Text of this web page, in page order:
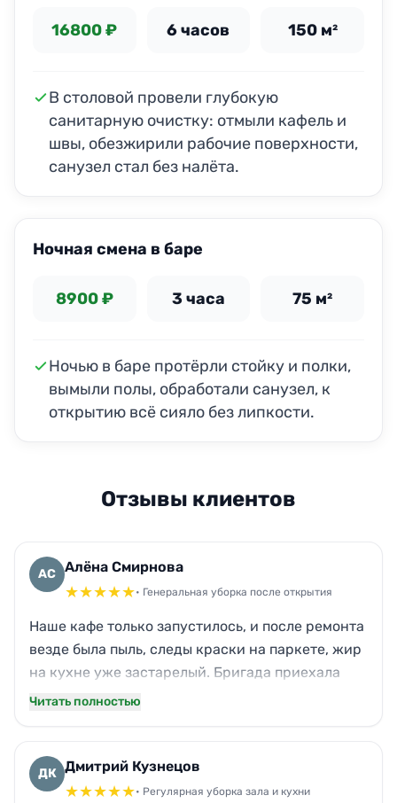
16800 ₽ 6 часов 150 м²
В столовой провели глубокую
санитарную очистку: отмыли кафель и
швы, обезжирили рабочие поверхности,
санузел стал без налёта.
Ночная смена в баре
8900 ₽ 3 часа 75 м²
Ночью в баре протёрли стойку и полки,
вымыли полы, обработали санузел, к
открытию всё сияло без липкости.
Отзывы клиентов
АС Алёна Смирнова
★★★★★• Генеральная уборка после открытия
Наше кафе только запустилось, и после ремонта
везде была пыль, следы краски на паркете, жир
на кухне уже застарелый. Бригада приехала
рано утром, всё отдраили — даже вытяжку до
свежо пахнет, а не химией.
Читать полностью
ДК Дмитрий Кузнецов
★★★★★• Регулярная уборка зала и кухни